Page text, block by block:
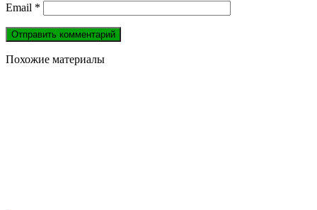
Email *
Похожие материалы